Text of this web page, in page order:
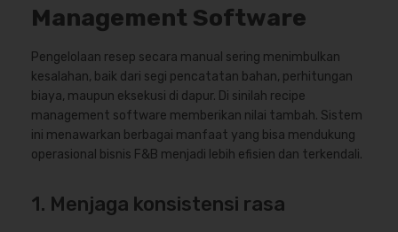
Management Software
Pengelolaan resep secara manual sering menimbulkan
kesalahan, baik dari segi pencatatan bahan, perhitungan
biaya, maupun eksekusi di dapur. Di sinilah recipe
management software memberikan nilai tambah. Sistem
ini menawarkan berbagai manfaat yang bisa mendukung
operasional bisnis F&B menjadi lebih efisien dan terkendali.
1. Menjaga konsistensi rasa